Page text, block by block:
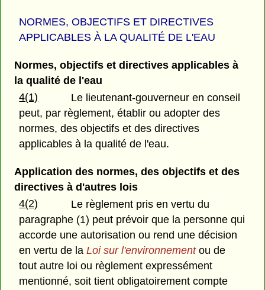
NORMES, OBJECTIFS ET DIRECTIVES
APPLICABLES À LA QUALITÉ DE L'EAU
Normes, objectifs et directives applicables à
la qualité de l'eau
4(1)
Le lieutenant-gouverneur en conseil
peut, par règlement, établir ou adopter des
normes, des objectifs et des directives
applicables à la qualité de l'eau.
Application des normes, des objectifs et des
directives à d'autres lois
4(2)
Le règlement pris en vertu du
paragraphe (1) peut prévoir que la personne qui
accorde une autorisation ou rend une décision
en vertu de laLoi sur l'environnementou de
tout autre loi ou règlement expressément
mentionné, soit tient obligatoirement compte